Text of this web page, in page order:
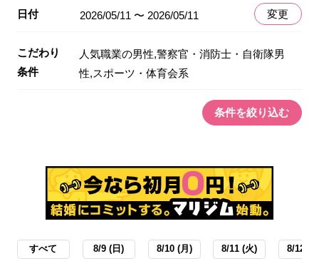
日付 2026/05/11 〜 2026/05/11 変更
こだわり
条件
人気職業の男性,警察官・消防士・自衛隊男
性,スポーツ・体育会系
条件を絞り込む
すべて 8/9 (日) 8/10 (月) 8/11 (火) 8/12 (